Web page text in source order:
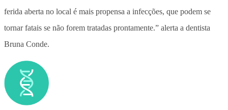
ferida aberta no local é mais propensa a infecções, que podem se
tornar fatais se não forem tratadas prontamente.” alerta a dentista
Bruna Conde.